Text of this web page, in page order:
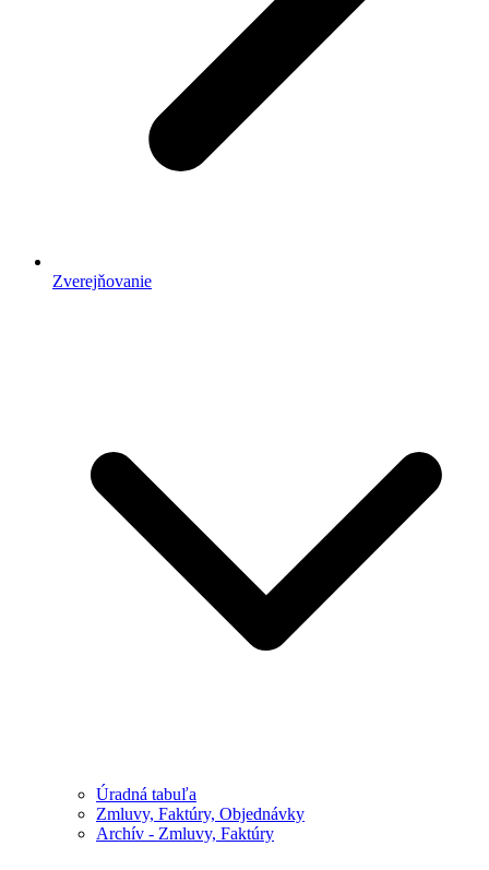
Zverejňovanie
Úradná tabuľa
Zmluvy, Faktúry, Objednávky
Archív - Zmluvy, Faktúry